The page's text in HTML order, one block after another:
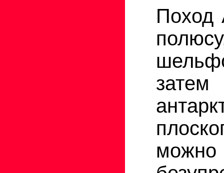
Поход
можно